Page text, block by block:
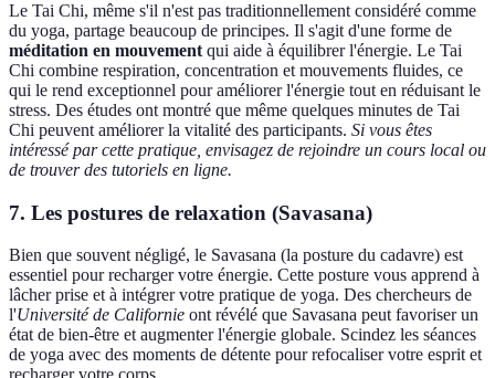
Le Tai Chi, même s'il n'est pas traditionnellement considéré comme
du yoga, partage beaucoup de principes. Il s'agit d'une forme de
méditation en mouvement qui aide à équilibrer l'énergie. Le Tai
Chi combine respiration, concentration et mouvements fluides, ce
qui le rend exceptionnel pour améliorer l'énergie tout en réduisant le
stress. Des études ont montré que même quelques minutes de Tai
Chi peuvent améliorer la vitalité des participants. Si vous êtes
intéressé par cette pratique, envisagez de rejoindre un cours local ou
de trouver des tutoriels en ligne.
7. Les postures de relaxation (Savasana)
Bien que souvent négligé, le Savasana (la posture du cadavre) est
essentiel pour recharger votre énergie. Cette posture vous apprend à
lâcher prise et à intégrer votre pratique de yoga. Des chercheurs de
l'Université de Californie ont révélé que Savasana peut favoriser un
état de bien-être et augmenter l'énergie globale. Scindez les séances
de yoga avec des moments de détente pour refocaliser votre esprit et